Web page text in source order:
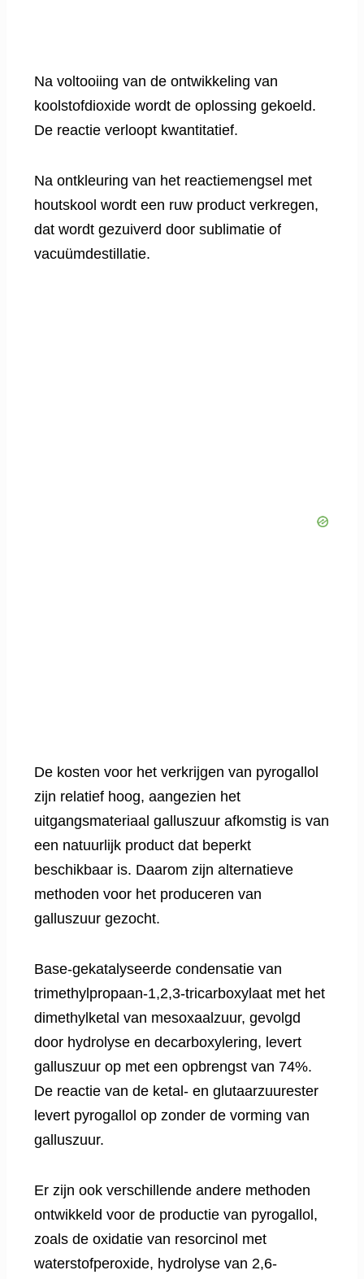
Na voltooiing van de ontwikkeling van
koolstofdioxide wordt de oplossing gekoeld.
De reactie verloopt kwantitatief.
Na ontkleuring van het reactiemengsel met
houtskool wordt een ruw product verkregen,
dat wordt gezuiverd door sublimatie of
vacuümdestillatie.
De kosten voor het verkrijgen van pyrogallol
zijn relatief hoog, aangezien het
uitgangsmateriaal galluszuur afkomstig is van
een natuurlijk product dat beperkt
beschikbaar is. Daarom zijn alternatieve
methoden voor het produceren van
galluszuur gezocht.
Base-gekatalyseerde condensatie van
trimethylpropaan-1,2,3-tricarboxylaat met het
dimethylketal van mesoxaalzuur, gevolgd
door hydrolyse en decarboxylering, levert
galluszuur op met een opbrengst van 74%.
De reactie van de ketal- en glutaarzuurester
levert pyrogallol op zonder de vorming van
galluszuur.
Er zijn ook verschillende andere methoden
ontwikkeld voor de productie van pyrogallol,
zoals de oxidatie van resorcinol met
waterstofperoxide, hydrolyse van 2,6-